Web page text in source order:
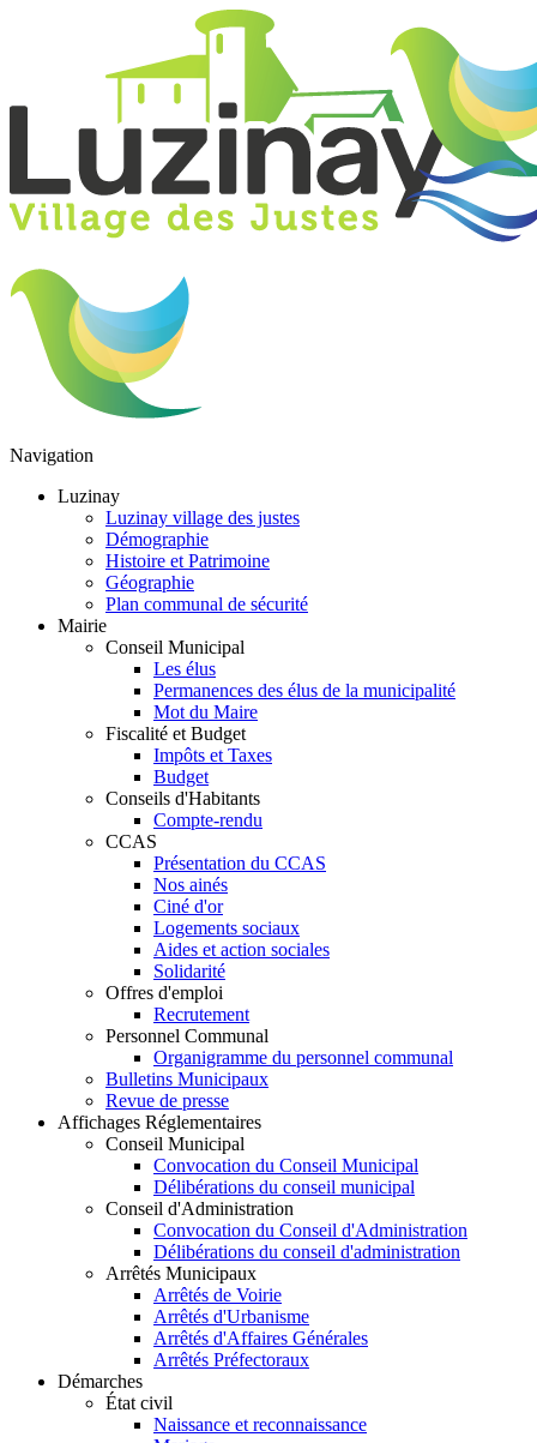
Navigation
Luzinay
Luzinay village des justes
Démographie
Histoire et Patrimoine
Géographie
Plan communal de sécurité
Mairie
Conseil Municipal
Les élus
Permanences des élus de la municipalité
Mot du Maire
Fiscalité et Budget
Impôts et Taxes
Budget
Conseils d'Habitants
Compte-rendu
CCAS
Présentation du CCAS
Nos ainés
Ciné d'or
Logements sociaux
Aides et action sociales
Solidarité
Offres d'emploi
Recrutement
Personnel Communal
Organigramme du personnel communal
Bulletins Municipaux
Revue de presse
Affichages Réglementaires
Conseil Municipal
Convocation du Conseil Municipal
Délibérations du conseil municipal
Conseil d'Administration
Convocation du Conseil d'Administration
Délibérations du conseil d'administration
Arrêtés Municipaux
Arrêtés de Voirie
Arrêtés d'Urbanisme
Arrêtés d'Affaires Générales
Arrêtés Préfectoraux
Démarches
État civil
Naissance et reconnaissance